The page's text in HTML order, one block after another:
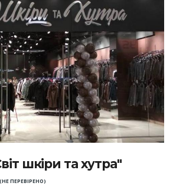
шкіри та хутра"
ПЕРЕВІРЕНО)